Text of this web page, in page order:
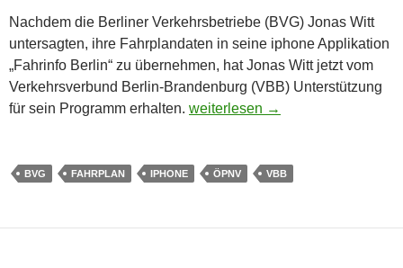
Nachdem die Berliner Verkehrsbetriebe (BVG) Jonas Witt
untersagten, ihre Fahrplandaten in seine iphone Applikation
„Fahrinfo Berlin“ zu übernehmen, hat Jonas Witt jetzt vom
Verkehrsverbund Berlin-Brandenburg (VBB) Unterstützung
für sein Programm erhalten. Tolle Idee bekommt
weiterlesen →
BVG FAHRPLAN IPHONE ÖPNV VBB